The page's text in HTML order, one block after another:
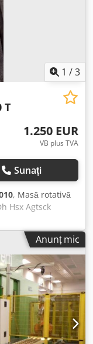
1 /3
T
1.250 EUR
VB plus TVA
Sunați
, Masă rotativă
Hsx Agtsck
Anunț mic